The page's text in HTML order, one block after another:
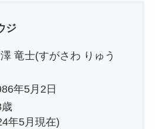
ジ
士(すがさわ りゅう
年5月2日
月現在)